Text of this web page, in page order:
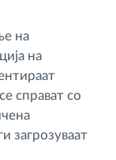
на
на
справат со
загрозуваат